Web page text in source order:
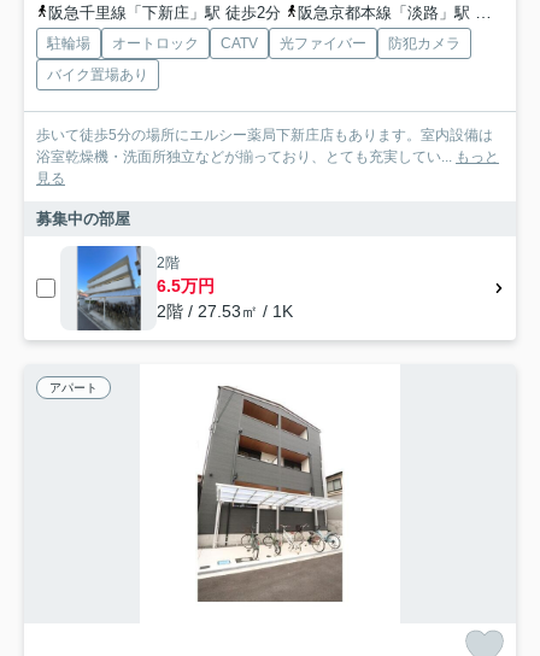
阪急千里線「下新庄」駅 徒歩2分 阪急京都本線「淡路」駅 徒歩14分
駐輪場 オートロック CATV 光ファイバー
防犯カメラ
バイク置場あり
歩いて徒歩5分の場所にエルシー薬局下新庄店もあります。室内設備は
浴室乾燥機・洗面所独立などが揃っており、とても充実してい... もっと
見る
募集中の部屋
2階
6.5万円
2階 / 27.53㎡ / 1K
アパート